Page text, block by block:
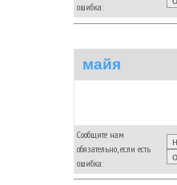
ошибка:
майя
Сообщите нам
обязательно, если есть
ошибка: